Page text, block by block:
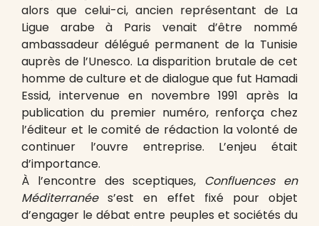
alors que celui-ci, ancien représentant de La
Ligue arabe à Paris venait d’être nommé
ambassadeur délégué permanent de la Tunisie
auprès de l’Unesco. La disparition brutale de cet
homme de culture et de dialogue que fut Hamadi
Essid, intervenue en novembre 1991 après la
publication du premier numéro, renforça chez
l’éditeur et le comité de rédaction la volonté de
continuer l’ouvre entreprise. L’enjeu était
d’importance.
À l’encontre des sceptiques, Confluences en
Méditerranées’est en effet fixé pour objet
d’engager le débat entre peuples et sociétés du